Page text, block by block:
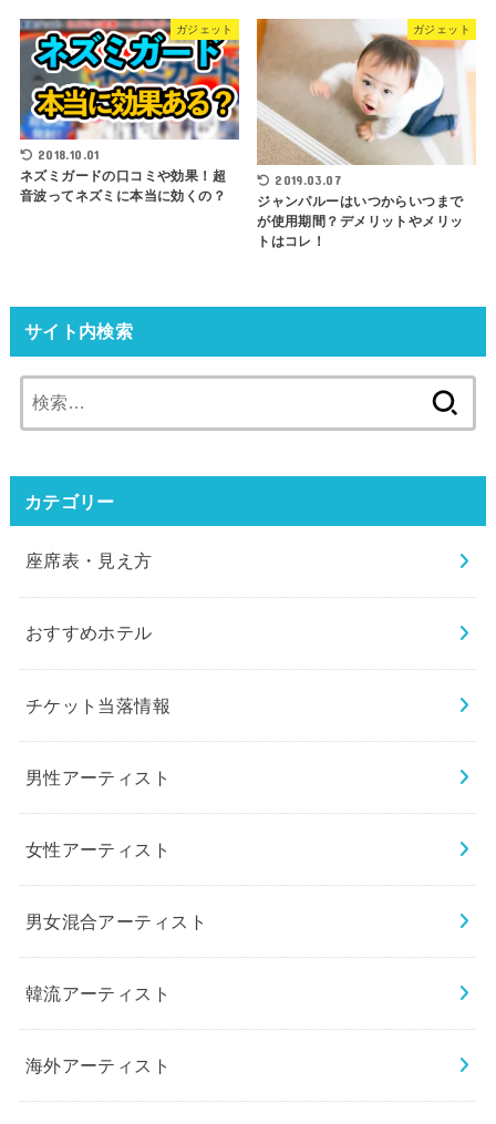
ガジェット
2018.10.01
ネズミガードの口コミや効果！超
音波ってネズミに本当に効くの？
ガジェット
2019.03.07
ジャンパルーはいつからいつまで
が使用期間？デメリットやメリッ
トはコレ！
サイト内検索
索:
カテゴリー
座席表・見え方
おすすめホテル
チケット当落情報
男性アーティスト
女性アーティスト
男女混合アーティスト
韓流アーティスト
海外アーティスト